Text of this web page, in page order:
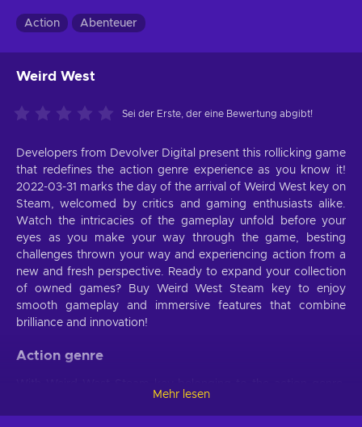
Action Abenteuer
Weird West
Sei der Erste, der eine Bewertung abgibt!
Developers from Devolver Digital present this rollicking game
that redefines the action genre experience as you know it!
2022-03-31 marks the day of the arrival of Weird West key on
Steam, welcomed by critics and gaming enthusiasts alike.
Watch the intricacies of the gameplay unfold before your
eyes as you make your way through the game, besting
challenges thrown your way and experiencing action from a
new and fresh perspective. Ready to expand your collection
of owned games? Buy Weird West Steam key to enjoy
smooth gameplay and immersive features that combine
brilliance and innovation!
Action genre
you’ll be able to face challenges while using an arsenal of
different items as well as natural skills, among which there’s
Mehr lesen